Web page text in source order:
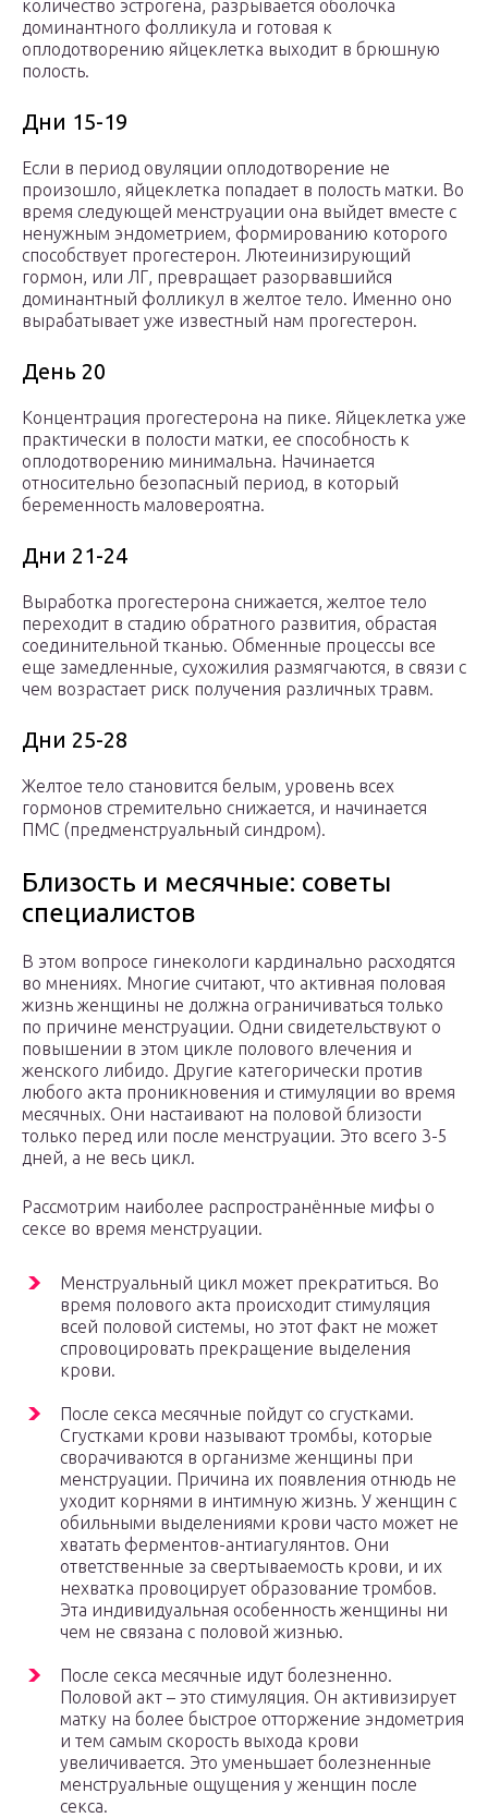
количество эстрогена, разрывается оболочка
доминантного фолликула и готовая к
оплодотворению яйцеклетка выходит в брюшную
полость.
Дни 15-19
Если в период овуляции оплодотворение не
произошло, яйцеклетка попадает в полость матки. Во
время следующей менструации она выйдет вместе с
ненужным эндометрием, формированию которого
способствует прогестерон. Лютеинизирующий
гормон, или ЛГ, превращает разорвавшийся
доминантный фолликул в желтое тело. Именно оно
вырабатывает уже известный нам прогестерон.
День 20
Концентрация прогестерона на пике. Яйцеклетка уже
практически в полости матки, ее способность к
оплодотворению минимальна. Начинается
относительно безопасный период, в который
беременность маловероятна.
Дни 21-24
Выработка прогестерона снижается, желтое тело
переходит в стадию обратного развития, обрастая
соединительной тканью. Обменные процессы все
еще замедленные, сухожилия размягчаются, в связи с
чем возрастает риск получения различных травм.
Дни 25-28
Желтое тело становится белым, уровень всех
гормонов стремительно снижается, и начинается
ПМС (предменструальный синдром).
Близость и месячные: советы
специалистов
В этом вопросе гинекологи кардинально расходятся
во мнениях. Многие считают, что активная половая
жизнь женщины не должна ограничиваться только
по причине менструации. Одни свидетельствуют о
повышении в этом цикле полового влечения и
женского либидо. Другие категорически против
любого акта проникновения и стимуляции во время
месячных. Они настаивают на половой близости
только перед или после менструации. Это всего 3-5
дней, а не весь цикл.
Рассмотрим наиболее распространённые мифы о
сексе во время менструации.
Менструальный цикл может прекратиться. Во
время полового акта происходит стимуляция
всей половой системы, но этот факт не может
спровоцировать прекращение выделения
крови.
После секса месячные пойдут со сгустками.
Сгустками крови называют тромбы, которые
сворачиваются в организме женщины при
менструации. Причина их появления отнюдь не
уходит корнями в интимную жизнь. У женщин с
обильными выделениями крови часто может не
хватать ферментов-антиагулянтов. Они
ответственные за свертываемость крови, и их
нехватка провоцирует образование тромбов.
Эта индивидуальная особенность женщины ни
чем не связана с половой жизнью.
После секса месячные идут болезненно.
Половой акт – это стимуляция. Он активизирует
матку на более быстрое отторжение эндометрия
и тем самым скорость выхода крови
увеличивается. Это уменьшает болезненные
менструальные ощущения у женщин после
секса.